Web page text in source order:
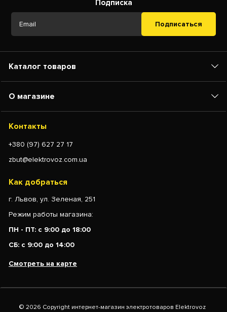
Подписка
Подписаться
Каталог товаров
О магазине
Контакты
+380 (97) 627 27 17
zbut@elektrovoz.com.ua
Как добраться
г. Львов, ул. Зеленая, 251
Режим работы магазина:
ПН - ПТ: с 9:00 до 18:00
СБ: с 9:00 до 14:00
Смотреть на карте
© 2026 Copyright интернет-магазин электротоваров Elektrovoz